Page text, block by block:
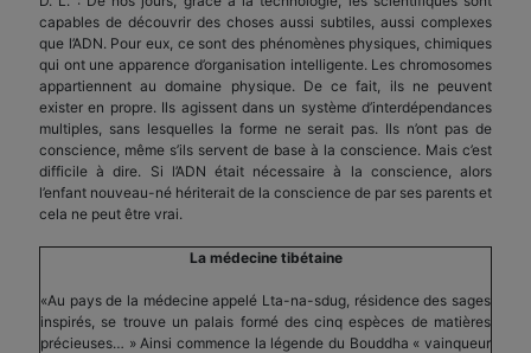
capables de découvrir des choses aussi subtiles, aussi complexes
que l’ADN. Pour eux, ce sont des phénomènes physiques, chimiques
qui ont une apparence d’organisation intelligente. Les chromosomes
appartiennent au domaine physique. De ce fait, ils ne peuvent
exister en propre. Ils agissent dans un système d’interdépendances
multiples, sans lesquelles la forme ne serait pas. Ils n’ont pas de
conscience, même s’ils servent de base à la conscience. Mais c’est
difficile à dire. Si l’ADN était nécessaire à la conscience, alors
l’enfant nouveau-né hériterait de la conscience de par ses parents et
cela ne peut être vrai.
La médecine tibétaine
«Au pays de la médecine appelé Lta-na-sdug, résidence des sages
inspirés, se trouve un palais formé des cinq espèces de matières
précieuses… » Ainsi commence la légende du Bouddha « vainqueur